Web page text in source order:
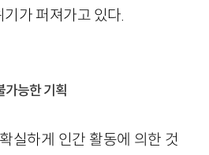
가 퍼져가고 있다.
가능한 기획
실하게 인간 활동에 의한 것